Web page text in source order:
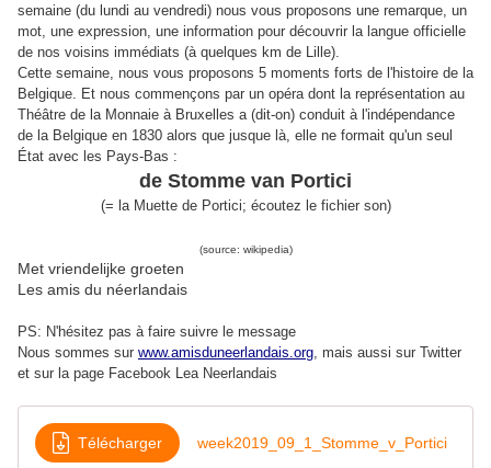
semaine (du lundi au vendredi) nous vous proposons une remarque, un
mot, une expression, une information pour découvrir la langue officielle
de nos voisins immédiats (à quelques km de Lille).
Cette semaine, nous vous proposons 5 moments forts de l'histoire de la
Belgique. Et nous commençons par un opéra dont la représentation au
Théâtre de la Monnaie à Bruxelles a (dit-on) conduit à l'indépendance
de la Belgique en 1830 alors que jusque là, elle ne formait qu'un seul
État avec les Pays-Bas :
de Stomme van Portici
(= l a Muette de Portici; écoutez le fichier son)
(source: wikipedia)
Met vriendelijke groeten
Les amis du néerlandais
PS: N'hésitez pas à faire suivre le message
Nous sommes sur www.amisduneerlandais.org, mais aussi sur Twitter
et sur la page Facebook Lea Neerlandais
Télécharger week2019_09_1_Stomme_v_Portici